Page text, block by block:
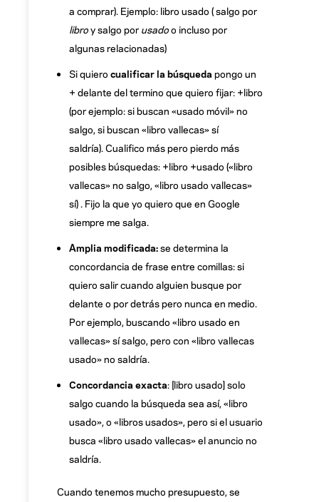
a comprar). Ejemplo: libro usado ( salgo por
libroy salgo por usadoo incluso por
algunas relacionadas)
Si quiero cualificar la búsqueda pongo un
+ delante del termino que quiero fijar: +libro
(por ejemplo: si buscan «usado móvil» no
salgo, si buscan «libro vallecas» sí
saldría). Cualifico más pero pierdo más
posibles búsquedas: +libro +usado («libro
vallecas» no salgo, «libro usado vallecas»
sí) . Fijo la que yo quiero que en Google
siempre me salga.
Amplia modificada:se determina la
concordancia de frase entre comillas: si
quiero salir cuando alguien busque por
delante o por detrás pero nunca en medio.
Por ejemplo, buscando «libro usado en
vallecas» sí salgo, pero con «libro vallecas
usado» no saldría.
Concordancia exacta: [libro usado] solo
salgo cuando la búsqueda sea así, «libro
usado», o «libros usados», pero si el usuario
busca «libro usado vallecas» el anuncio no
saldría.
Cuando tenemos mucho presupuesto, se